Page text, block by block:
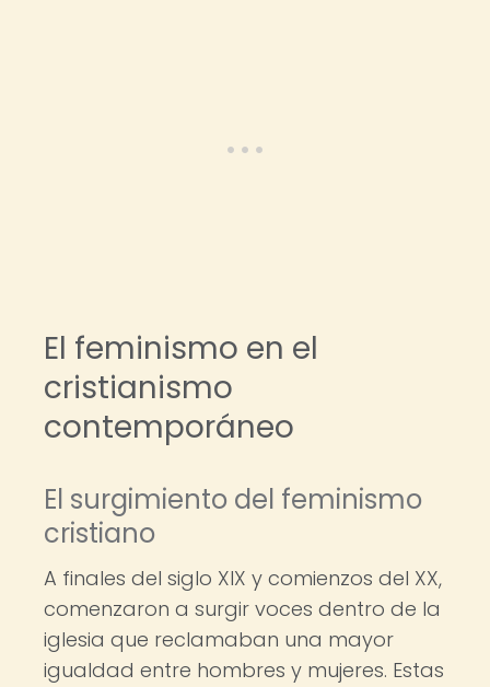
El feminismo en el
cristianismo
contemporáneo
El surgimiento del feminismo
cristiano
A finales del siglo XIX y comienzos del XX,
comenzaron a surgir voces dentro de la
iglesia que reclamaban una mayor
igualdad entre hombres y mujeres. Estas